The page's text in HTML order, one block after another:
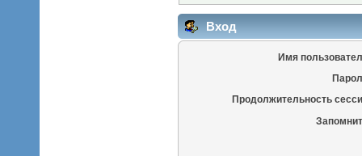
Вход
Имя
Продолжительность